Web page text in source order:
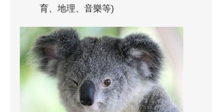
育、地理、音樂等)